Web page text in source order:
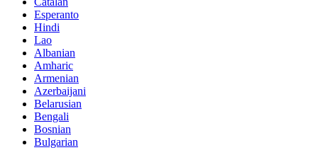
Esperanto
Hindi
Lao
Albanian
Amharic
Armenian
Azerbaijani
Belarusian
Bengali
Bosnian
Bulgarian